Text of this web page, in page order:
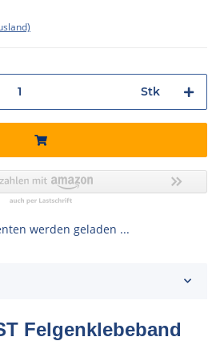
Stk
werden geladen ...
Felgenklebeband